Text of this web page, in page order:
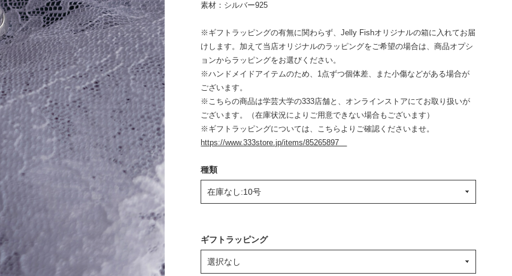
素材：シルバー925
※ギフトラッピングの有無に関わらず、Jelly Fishオリジナルの箱に入れてお届
けします。加えて当店オリジナルのラッピングをご希望の場合は、商品オプシ
ョンからラッピングをお選びください。
※ハンドメイドアイテムのため、1点ずつ個体差、また小傷などがある場合が
ございます。
※こちらの商品は学芸大学の333店舗と、オンラインストアにてお取り扱いが
ございます。（在庫状況によりご用意できない場合もございます）
※ギフトラッピングについては、こちらよりご確認くださいませ。
https://www.333store.jp/items/85265897
種類
ギフトラッピング